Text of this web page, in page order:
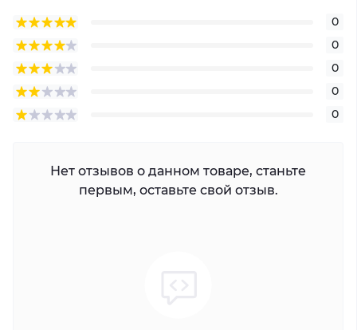
0
0
0
0
0
Нет отзывов о данном товаре, станьте
первым, оставьте свой отзыв.